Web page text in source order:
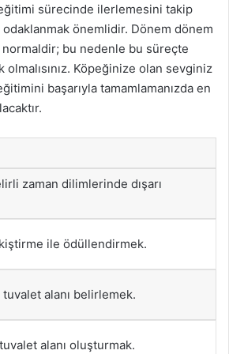
sürecinde ilerlemesini takip
önemlidir. Dönem dönem
normaldir; bu nedenle bu süreçte
olmalısınız. Köpeğinize olan sevginiz
başarıyla tamamlamanızda en
zaman dilimlerinde dışarı
ile ödüllendirmek.
alanı belirlemek.
alanı oluşturmak.